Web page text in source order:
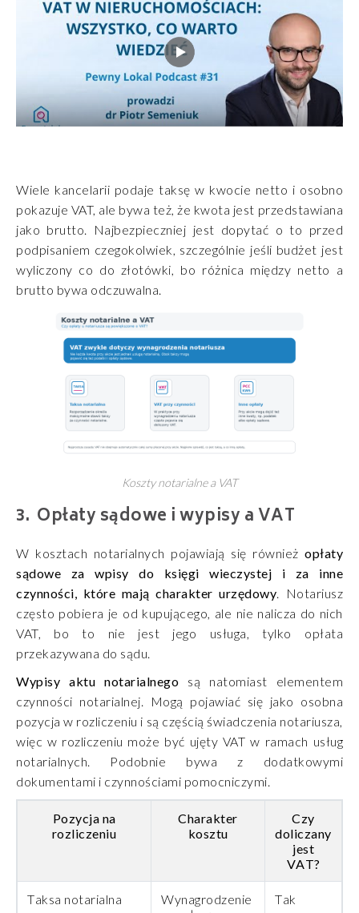
Wiele kancelarii podaje taksę w kwocie netto i osobno
pokazuje VAT, ale bywa też, że kwota jest przedstawiana
jako brutto. Najbezpieczniej jest dopytać o to przed
podpisaniem czegokolwiek, szczególnie jeśli budżet jest
wyliczony co do złotówki, bo różnica między netto a
brutto bywa odczuwalna.
Koszty notarialne a VAT
Opłaty sądowe i wypisy a VAT
W kosztach notarialnych pojawiają się również opłaty
sądowe za wpisy do księgi wieczystej i za inne
czynności, które mają charakter urzędowy. Notariusz
często pobiera je od kupującego, ale nie nalicza do nich
VAT, bo to nie jest jego usługa, tylko opłata
przekazywana do sądu.
Wypisy aktu notarialnego są natomiast elementem
czynności notarialnej. Mogą pojawiać się jako osobna
pozycja w rozliczeniu i są częścią świadczenia notariusza,
więc w rozliczeniu może być ujęty VAT w ramach usług
notarialnych. Podobnie bywa z dodatkowymi
dokumentami i czynnościami pomocniczymi.
Pozycja na
rozliczeniu
Charakter
kosztu
Czy
doliczany
jest
VAT?
Taksa notarialna
Wynagrodzenie
Tak